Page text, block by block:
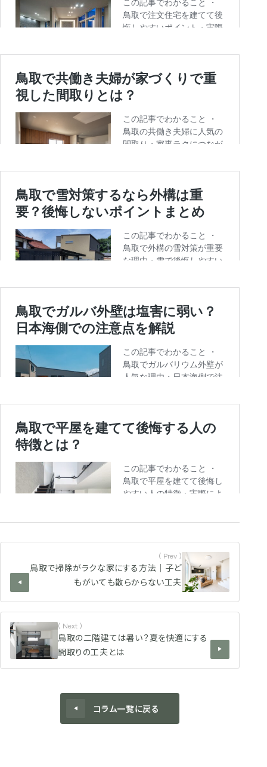
( Prev )
鳥取で掃除がラクな家にする方法｜子ど
もがいても散らからない工夫
( Next )
鳥取の二階建ては暑い？夏を快適にする
間取りの工夫とは
コラム一覧に戻る